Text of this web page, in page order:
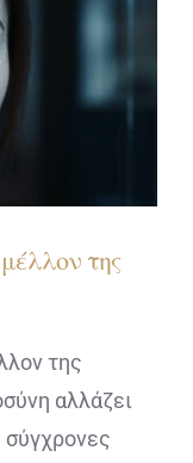
της
της
αλλάζει
σύγχρονες